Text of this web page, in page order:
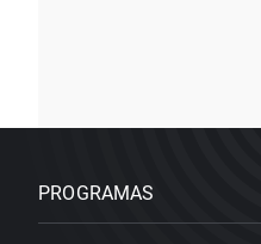
PROGRAMAS